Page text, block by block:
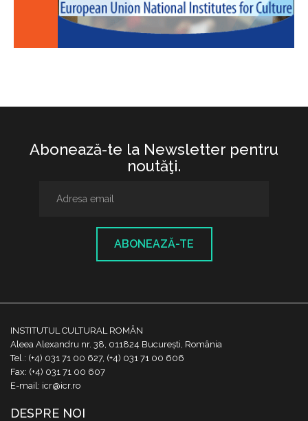
Abonează-te la Newsletter pentru
noutăţi.
ABONEAZĂ-TE
INSTITUTUL CULTURAL ROMÂN
Aleea Alexandru nr. 38, 011824 București, România
Tel.: (+4) 031 71 00 627, (+4) 031 71 00 606
Fax: (+4) 031 71 00 607
E-mail: icr@icr.ro
DESPRE NOI